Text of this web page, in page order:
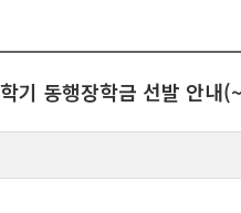
기 동행장학금 선발 안내